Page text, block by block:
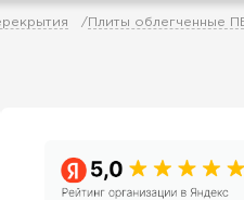
Плиты облегченные